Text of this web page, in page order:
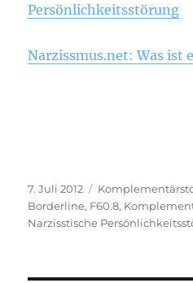
Persönlichkeitsstörung
Narzissmus.net: Was ist
Veröffentlicht
am
7. Juli 2012 Kategorien
Borderline, F60.8,
Narzisstische